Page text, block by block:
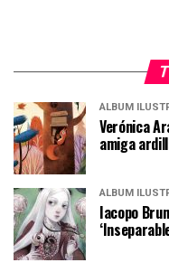
ÁLBUM
Verónica
amiga
ÁLBUM
Iacopo